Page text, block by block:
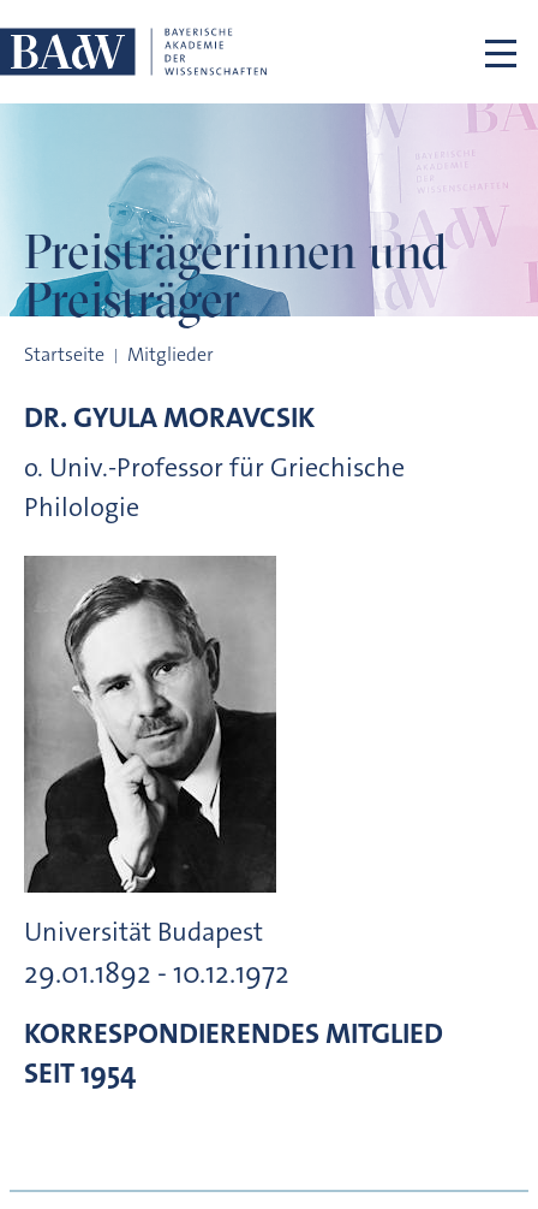
Preisträgerinnen und
Preisträger
Startseite Mitglieder
DR.GYULAMORAVCSIK
o. Univ.-Professor für Griechische
Philologie
Universität Budapest
29.01.1892 - 10.12.1972
KORRESPONDIERENDES MITGLIED
SEIT 1954